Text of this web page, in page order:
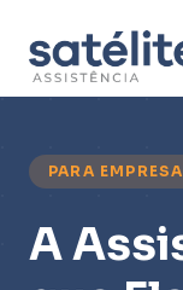
PARA
A